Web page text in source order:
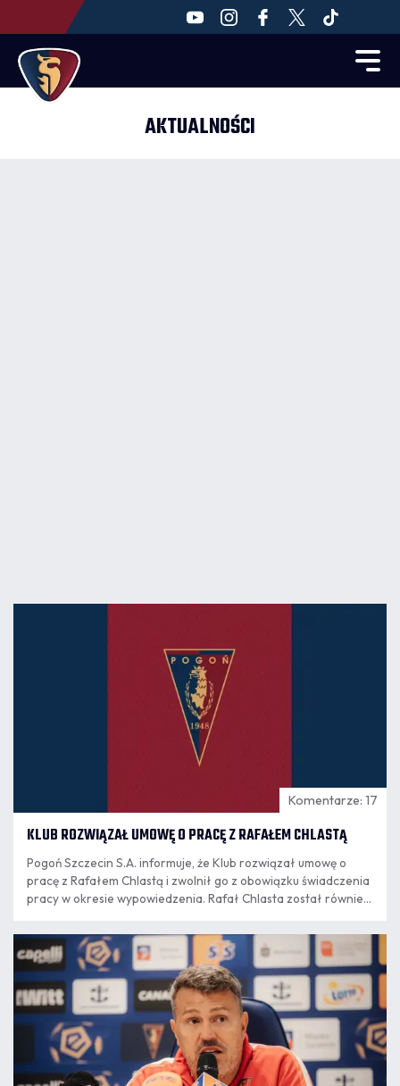
AKTUALNOŚCI
Komentarze: 17
KLUB ROZWIĄZAŁ UMOWĘ O PRACĘ Z RAFAŁEM CHLASTĄ
Pogoń Szczecin S.A. informuje, że Klub rozwiązał umowę o
pracę z Rafałem Chlastą i zwolnił go z obowiązku świadczenia
pracy w okresie wypowiedzenia. Rafał Chlasta został również
Pogoni Szczecin SA. Decyzja jest konsekwencją publikacji
Rafała Chlasty na serwisie społecznościowym "X".
07.08
16:34